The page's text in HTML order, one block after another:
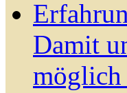
Damit
möglich